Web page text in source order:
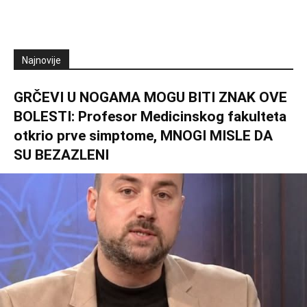
Najnovije
GRČEVI U NOGAMA MOGU BITI ZNAK OVE
BOLESTI: Profesor Medicinskog fakulteta
otkrio prve simptome, MNOGI MISLE DA
SU BEZAZLENI